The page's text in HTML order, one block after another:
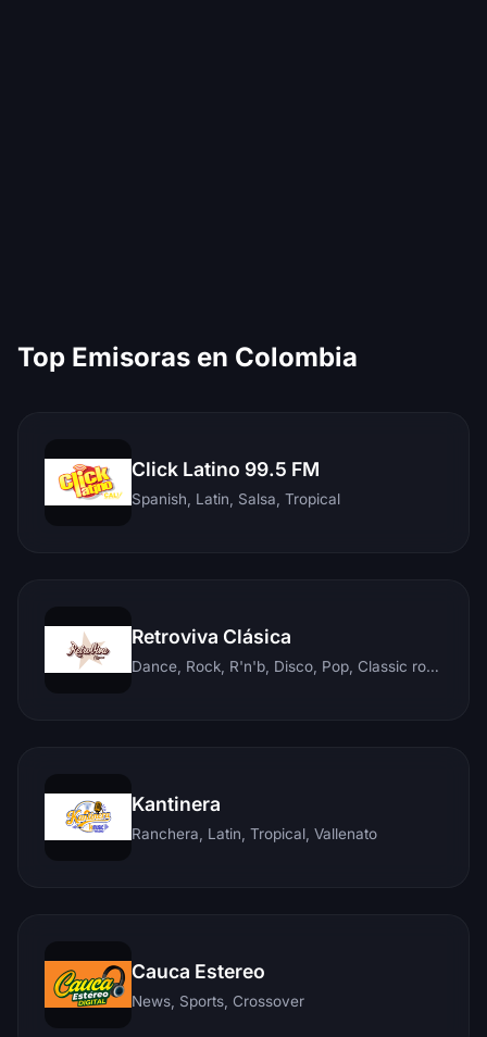
Top Emisoras en Colombia
Click Latino 99.5 FM
Spanish, Latin, Salsa, Tropical
Retroviva Clásica
Dance, Rock, R'n'b, Disco, Pop, Classic rock, Techno, Reggae
Kantinera
Ranchera, Latin, Tropical, Vallenato
Cauca Estereo
News, Sports, Crossover